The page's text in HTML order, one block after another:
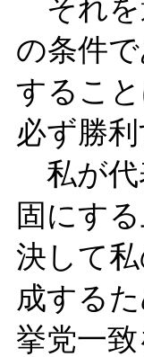
それを
の条件
するこ
必ず勝
私が代
固にす
決して
成する
挙党一